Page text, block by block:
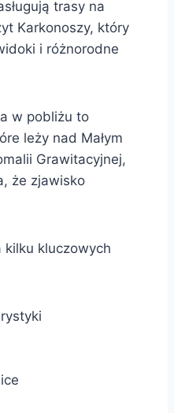
trasy na
Karkonoszy, który
i różnorodne
w pobliżu to
leży nad Małym
Grawitacyjnej,
że zjawisko
kilku kluczowych